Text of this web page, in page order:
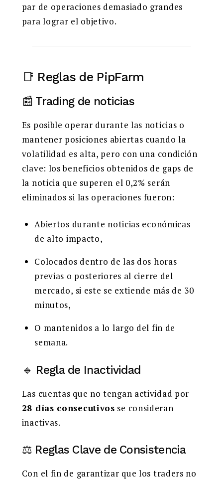
par de operaciones demasiado grandes
para lograr el objetivo.
📑 Reglas de PipFarm
📰 Trading de noticias
Es posible operar durante las noticias o
mantener posiciones abiertas cuando la
volatilidad es alta, pero con una condición
clave: los beneficios obtenidos de gaps de
la noticia que superen el 0,2% serán
eliminados si las operaciones fueron:
Abiertos durante noticias económicas
de alto impacto,
Colocados dentro de las dos horas
previas o posteriores al cierre del
mercado, si este se extiende más de 30
minutos,
O mantenidos a lo largo del fin de
semana.
🔹 Regla de Inactividad
Las cuentas que no tengan actividad por
28 días consecutivos se consideran
inactivas.
⚖️ Reglas Clave de Consistencia
Con el fin de garantizar que los traders no